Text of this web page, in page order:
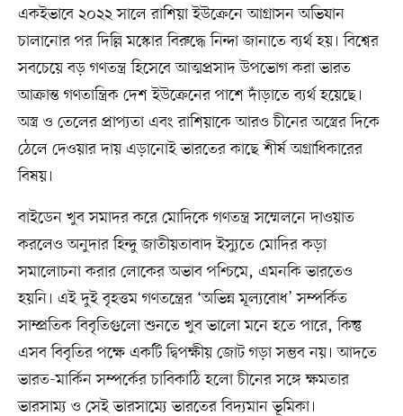
একইভাবে ২০২২ সালে রাশিয়া ইউক্রেনে আগ্রাসন অভিযান
চালানোর পর দিল্লি মস্কোর বিরুদ্ধে নিন্দা জানাতে ব্যর্থ হয়। বিশ্বের
সবচেয়ে বড় গণতন্ত্র হিসেবে আত্মপ্রসাদ উপভোগ করা ভারত
আক্রান্ত গণতান্ত্রিক দেশ ইউক্রেনের পাশে দাঁড়াতে ব্যর্থ হয়েছে।
অস্ত্র ও তেলের প্রাপ্যতা এবং রাশিয়াকে আরও চীনের অস্ত্রের দিকে
ঠেলে দেওয়ার দায় এড়ানোই ভারতের কাছে শীর্ষ অগ্রাধিকারের
বিষয়।
বাইডেন খুব সমাদর করে মোদিকে গণতন্ত্র সম্মেলনে দাওয়াত
করলেও অনুদার হিন্দু জাতীয়তাবাদ ইস্যুতে মোদির কড়া
সমালোচনা করার লোকের অভাব পশ্চিমে, এমনকি ভারতেও
হয়নি। এই দুই বৃহত্তম গণতন্ত্রের ‘অভিন্ন মূল্যবোধ’ সম্পর্কিত
সাম্প্রতিক বিবৃতিগুলো শুনতে খুব ভালো মনে হতে পারে, কিন্তু
এসব বিবৃতির পক্ষে একটি দ্বিপক্ষীয় জোট গড়া সম্ভব নয়। আদতে
ভারত-মার্কিন সম্পর্কের চাবিকাঠি হলো চীনের সঙ্গে ক্ষমতার
ভারসাম্য ও সেই ভারসাম্যে ভারতের বিদ্যমান ভূমিকা।